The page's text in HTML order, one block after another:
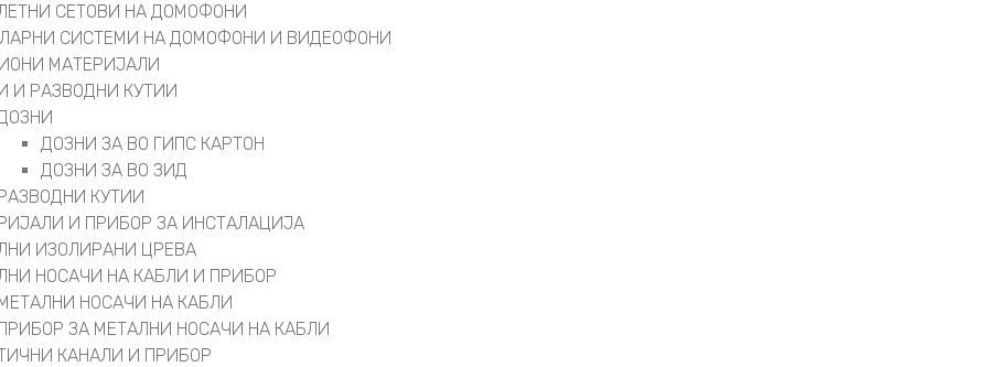
СЕТОВИ НА ДОМОФОНИ
СИСТЕМИ НА ДОМОФОНИ И ВИДЕОФОНИ
МАТЕРИЈАЛИ
И РАЗВОДНИ КУТИИ
ДОЗНИ ЗА ВО ГИПС КАРТОН
ДОЗНИ ЗА ВО ЗИД
КУТИИ
И ПРИБОР ЗА ИНСТАЛАЦИЈА
ИЗОЛИРАНИ ЦРЕВА
НОСАЧИ НА КАБЛИ И ПРИБОР
НОСАЧИ НА КАБЛИ
ЗА МЕТАЛНИ НОСАЧИ НА КАБЛИ
КАНАЛИ И ПРИБОР